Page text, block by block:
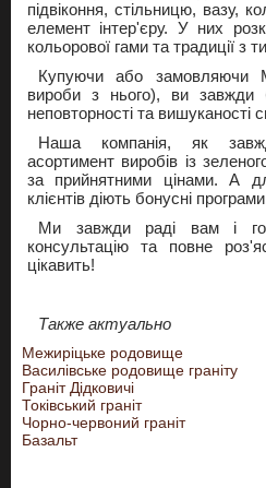
підвіконня, стільницю, вазу,
елемент інтер'єру. У них
кольорової гами та традиції з
Купуючи або замовляючи
вироби з нього), ви завжди
неповторності та вишуканості
Наша компанія, як
асортимент виробів із
за прийнятними цінами. А
клієнтів діють бонусні
Ми завжди раді вам і
консультацію та повне
цікавить!
Также актуально
Межиріцьке родовище
Василівське родовище граніту
Граніт Дідковичі
Токівський граніт
Чорно-червоний граніт
Базальт